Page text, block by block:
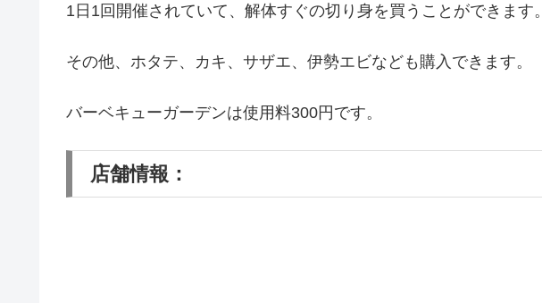
1日1回開催されていて、解体すぐの切り身を買うことができます。
その他、ホタテ、カキ、サザエ、伊勢エビなども購入できます。
バーベキューガーデンは使用料300円です。
店舗情報：